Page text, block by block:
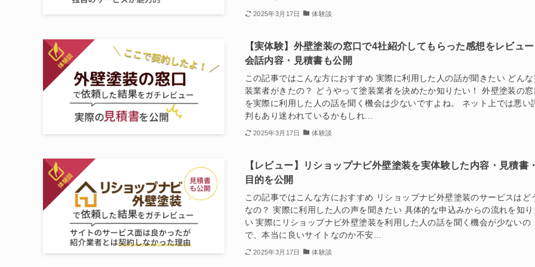
2025年3月17日 体験談
【実体験】外壁塗装の窓口で4社紹介してもらった感想をレビュー
会話内容・見積書も公開
この記事ではこんな方におすすめ 実際に利用した人の話が聞きたい どんな
装業者がきたの？ どうやって塗装業者を決めたか知りたい！ 外壁塗装の窓
を実際に利用した人の話を聞く機会は少ないですよね。 ネット上では悪い
判もあり迷われているかもしれ...
2025年3月17日 体験談
【レビュー】リショップナビ外壁塗装を実体験した内容・見積書・
目的を公開
この記事ではこんな方におすすめ リショップナビ外壁塗装のサービスはど
なの？ 実際に利用した人の声を聞きたい 具体的な申込みからの流れを知り
い 実際にリショップナビ外壁塗装を利用した人の話を聞く機会が少ないの
で、本当に良いサイトなのか不安...
2025年3月17日 体験談